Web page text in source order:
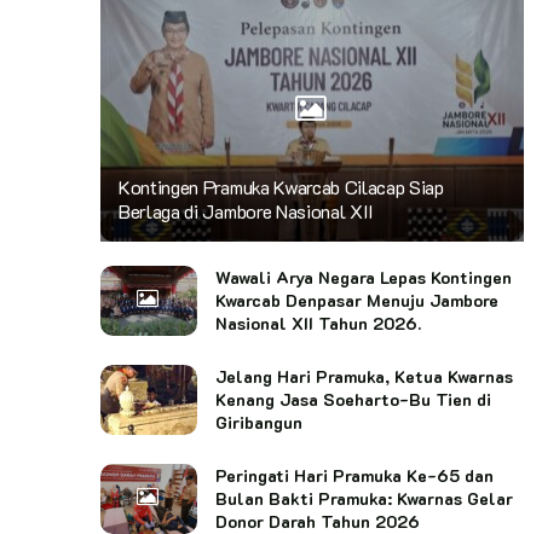
Kontingen Pramuka Kwarcab Cilacap Siap
Berlaga di Jambore Nasional XII
Wawali Arya Negara Lepas Kontingen
Kwarcab Denpasar Menuju Jambore
Nasional XII Tahun 2026.
Jelang Hari Pramuka, Ketua Kwarnas
Kenang Jasa Soeharto-Bu Tien di
Giribangun
Peringati Hari Pramuka Ke-65 dan
Bulan Bakti Pramuka: Kwarnas Gelar
Donor Darah Tahun 2026